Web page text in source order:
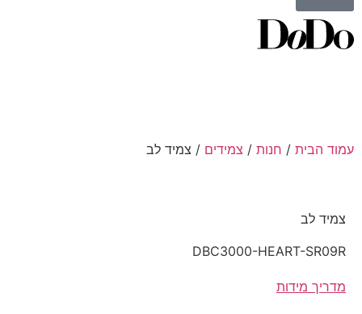
עמוד הבית / חנות / צמידים / צמיד לב
צמיד לב
DBC3000-HEART-SR09R
מדריך מידות